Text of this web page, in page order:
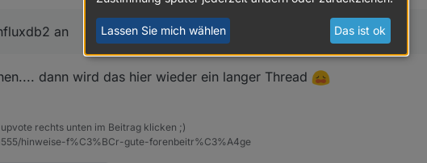
package lists... Done
dependency tree... Done
state information... Done
to locate package influxdb2
$ sudo service influxdb start
$
an
dann wird das hier wieder ein langer Thread
rechts unten im Beitrag klicken ;)
hinweise-f%C3%BCr-gute-forenbeitr%C3%A4ge
Lassen Sie mich wählen Das ist ok